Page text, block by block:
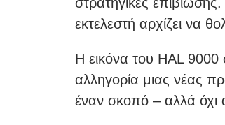
εκτελεστή αρχίζει να
Η εικόνα του HAL 9000
αλληγορία μιας νέας
έναν σκοπό – αλλά